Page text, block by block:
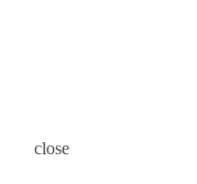
close